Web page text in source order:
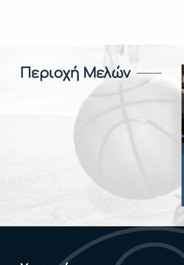
Περιοχή Μελών
Βίντεο Ανάλυση
Πατήστε εδώ για να συνδεθείτε και να
αποκτήσετε πρόσβαση.